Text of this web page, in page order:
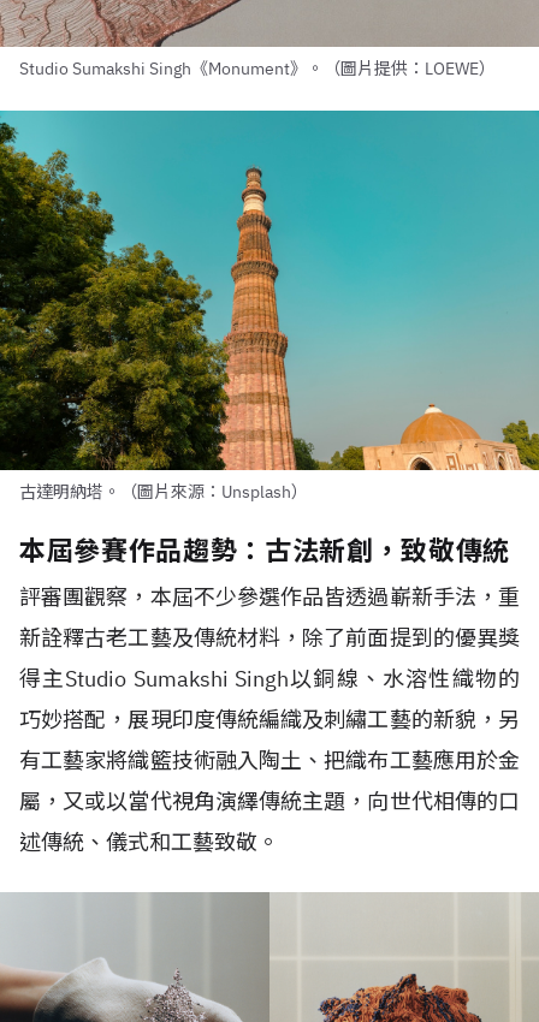
Studio Sumakshi Singh《Monument》。（圖片提供：LOEWE）
古達明納塔。（圖片來源：Unsplash）
本屆參賽作品趨勢：古法新創，致敬傳統
評審團觀察，本屆不少參選作品皆透過嶄新手法，重
新詮釋古老工藝及傳統材料，除了前面提到的優異獎
得主Studio Sumakshi Singh以銅線、水溶性織物的
巧妙搭配，展現印度傳統編織及刺繡工藝的新貌，另
有工藝家將織籃技術融入陶土、把織布工藝應用於金
屬，又或以當代視角演繹傳統主題，向世代相傳的口
述傳統、儀式和工藝致敬。